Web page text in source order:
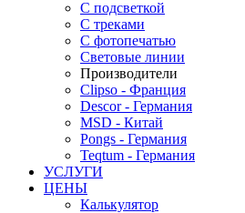
С подсветкой
С треками
С фотопечатью
Световые линии
Производители
Clipso - Франция
Descor - Германия
MSD - Китай
Pongs - Германия
Teqtum - Германия
УСЛУГИ
ЦЕНЫ
Калькулятор